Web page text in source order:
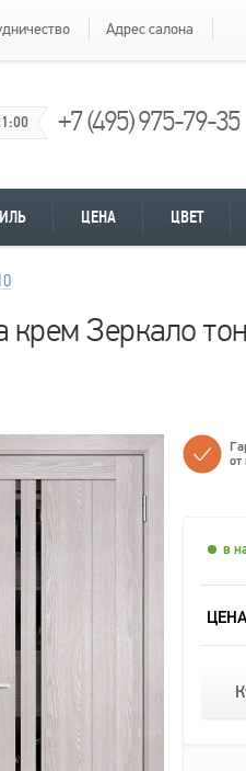
Адрес салона
+7 (495) 975-79-35
ЦЕНА ЦВЕТ
Зеркало
от
в